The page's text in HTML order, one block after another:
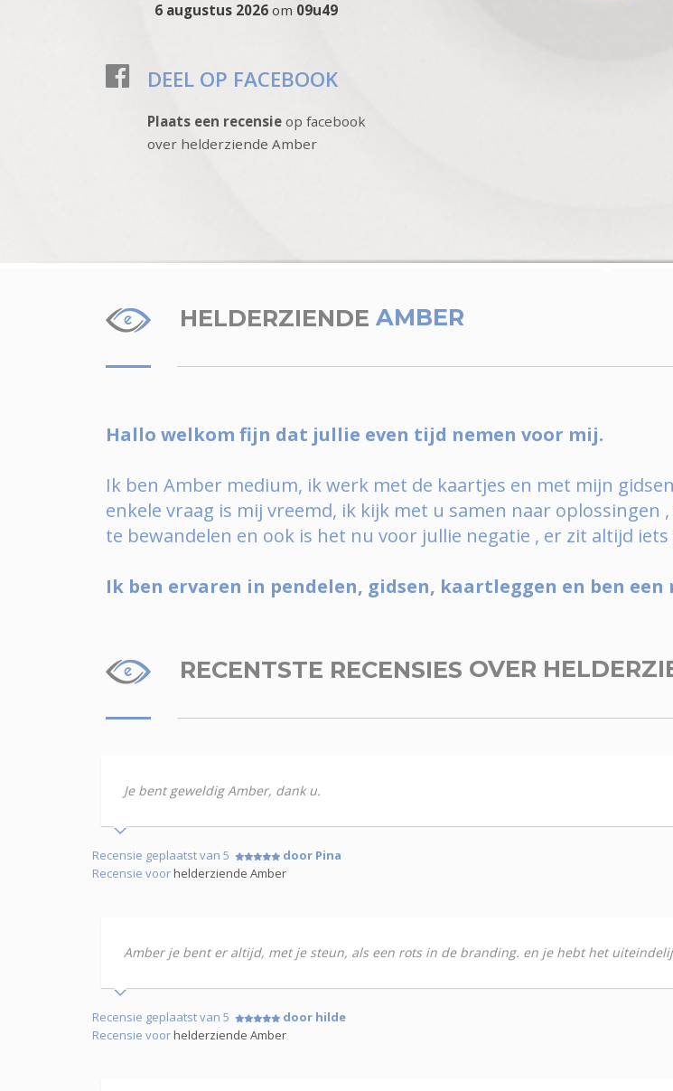
6 augustus 2026 om 09u49
DEEL OP FACEBOOK
Plaats een recensie op facebook
over helderziende Amber
HELDERZIENDE AMBER
Hallo welkom fijn dat jullie even tijd nemen voor mij.
Ik ben Amber medium, ik werk met de kaartjes en met mijn
enkele vraag is mij vreemd, ik kijk met u samen naar
te bewandelen en ook is het nu voor jullie negatie , er zit altijd
Ik ben ervaren in pendelen, gidsen, kaartleggen en ben
RECENTSTE RECENSIES OVER
Je bent geweldig Amber, dank u.
Recensie geplaatst van 5
door Pina
Recensie voorhelderziende Amber
Amber je bent er altijd, met je steun, als een rots in de branding. en je hebt het
Recensie geplaatst van 5
door hilde
Recensie voorhelderziende Amber